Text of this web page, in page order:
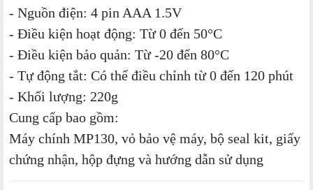
- Nguồn điện: 4 pin AAA 1.5V
- Điều kiện hoạt động: Từ 0 đến 50°C
- Điều kiện bảo quản: Từ -20 đến 80°C
- Tự động tắt: Có thể điều chỉnh từ 0 đến 120 phút
- Khối lượng: 220g
Cung cấp bao gồm:
Máy chính MP130, vỏ bảo vệ máy, bộ seal kit, giấy
chứng nhận, hộp đựng và hướng dẫn sử dụng